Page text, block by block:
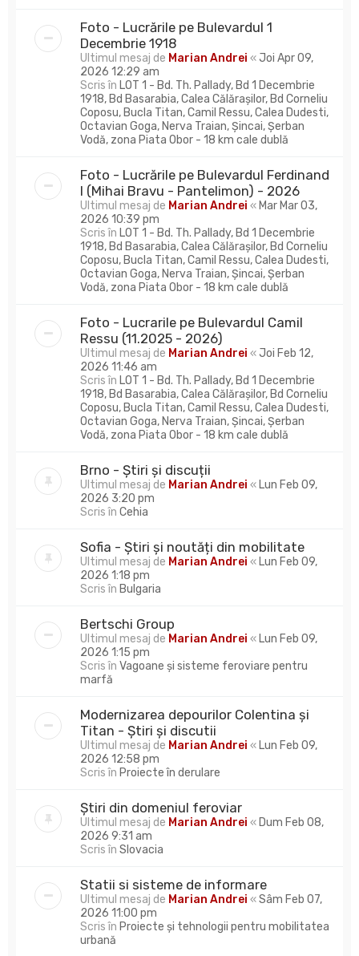
Foto - Lucrările pe Bulevardul 1
Decembrie 1918
Ultimul mesaj de Marian Andrei « Joi Apr 09,
2026 12:29 am
Scris în LOT 1 - Bd. Th. Pallady, Bd 1 Decembrie
1918, Bd Basarabia, Calea Călărașilor, Bd Corneliu
Coposu, Bucla Titan, Camil Ressu, Calea Dudesti,
Octavian Goga, Nerva Traian, Șincai, Șerban
Vodă, zona Piata Obor - 18 km cale dublă
Foto - Lucrările pe Bulevardul Ferdinand
I (Mihai Bravu - Pantelimon) - 2026
Ultimul mesaj de Marian Andrei « Mar Mar 03,
2026 10:39 pm
Scris în LOT 1 - Bd. Th. Pallady, Bd 1 Decembrie
1918, Bd Basarabia, Calea Călărașilor, Bd Corneliu
Coposu, Bucla Titan, Camil Ressu, Calea Dudesti,
Octavian Goga, Nerva Traian, Șincai, Șerban
Vodă, zona Piata Obor - 18 km cale dublă
Foto - Lucrarile pe Bulevardul Camil
Ressu (11.2025 - 2026)
Ultimul mesaj de Marian Andrei « Joi Feb 12,
2026 11:46 am
Scris în LOT 1 - Bd. Th. Pallady, Bd 1 Decembrie
1918, Bd Basarabia, Calea Călărașilor, Bd Corneliu
Coposu, Bucla Titan, Camil Ressu, Calea Dudesti,
Octavian Goga, Nerva Traian, Șincai, Șerban
Vodă, zona Piata Obor - 18 km cale dublă
Brno - Știri și discuții
Ultimul mesaj de Marian Andrei « Lun Feb 09,
2026 3:20 pm
Scris în Cehia
Sofia - Știri și noutăți din mobilitate
Ultimul mesaj de Marian Andrei « Lun Feb 09,
2026 1:18 pm
Scris în Bulgaria
Bertschi Group
Ultimul mesaj de Marian Andrei « Lun Feb 09,
2026 1:15 pm
Scris în Vagoane și sisteme feroviare pentru
marfă
Modernizarea depourilor Colentina și
Titan - Știri și discutii
Ultimul mesaj de Marian Andrei « Lun Feb 09,
2026 12:58 pm
Scris în Proiecte în derulare
Știri din domeniul feroviar
Ultimul mesaj de Marian Andrei « Dum Feb 08,
2026 9:31 am
Scris în Slovacia
Statii si sisteme de informare
Ultimul mesaj de Marian Andrei «Sâm Feb 07,
2026 11:00 pm
Scris în Proiecte și tehnologii pentru mobilitatea
urbană